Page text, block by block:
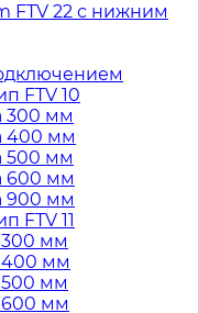
FTV 22 с нижним
FTV 10
300 мм
400 мм
500 мм
600 мм
900 мм
FTV 11
300 мм
400 мм
500 мм
600 мм